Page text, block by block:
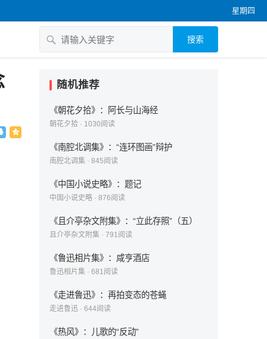
星期四
搜索
随机推荐
《朝花夕拾》：阿长与山海经
朝花夕拾 · 1030阅读
《南腔北调集》：“连环图画”辩护
南腔北调集 · 845阅读
《中国小说史略》：题记
中国小说史略 · 876阅读
《且介亭杂文附集》：“立此存照”（五）
且介亭杂文附集 · 791阅读
《鲁迅相片集》：咸亨酒店
鲁迅相片集 · 681阅读
《走进鲁迅》：再拍变态的苍蝇
走进鲁迅 · 644阅读
《热风》：儿歌的“反动”